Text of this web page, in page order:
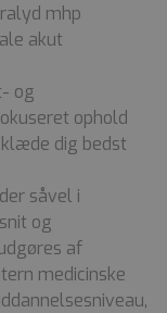
mhp
akut
og
ophold
dig bedst
såvel i
og
af
medicinske